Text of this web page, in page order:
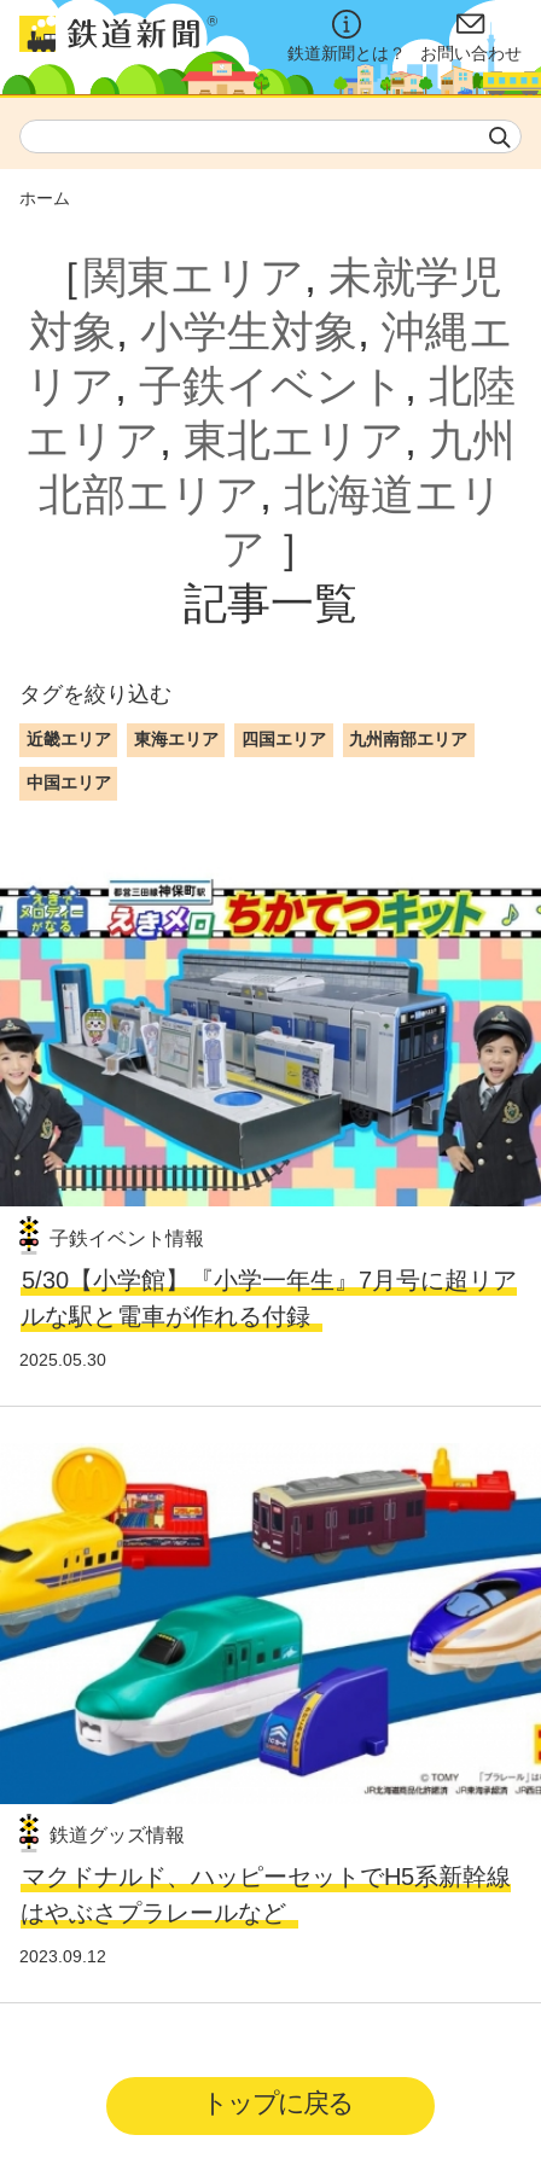
鉄道新聞とは？ お問い合わせ
ホーム
［関東エリア, 未就学児
対象, 小学生対象, 沖縄エ
リア, 子鉄イベント , 北陸
エリア, 東北エリア, 九州
北部エリア, 北海道エリ
ア ］
記事一覧
タグを絞り込む
近畿エリア 東海エリア 四国エリア 九州南部エリア
中国エリア
子鉄イベント情報
5/30【小学館】『小学一年生』7月号に超リア
ルな駅と電車が作れる付録
2025.05.30
鉄道グッズ情報
マクドナルド、ハッピーセットでH5系新幹線
はやぶさプラレールなど
2023.09.12
トップに戻る